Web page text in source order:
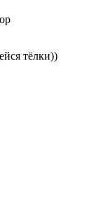
тёлки))